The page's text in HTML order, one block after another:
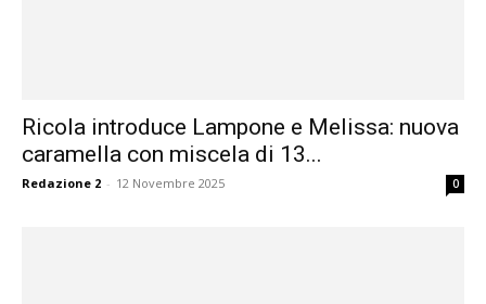
Ricola introduce Lampone e Melissa: nuova
caramella con miscela di 13...
Redazione 2 - 12 Novembre 2025 0